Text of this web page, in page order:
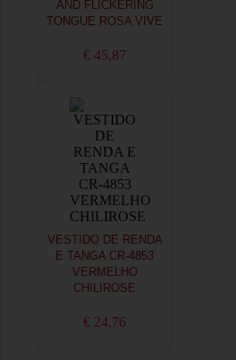
AND FLICKERING
TONGUE ROSA VIVE
€ 45,87
VESTIDO DE RENDA
E TANGA CR-4853
VERMELHO
CHILIROSE
€ 24,76